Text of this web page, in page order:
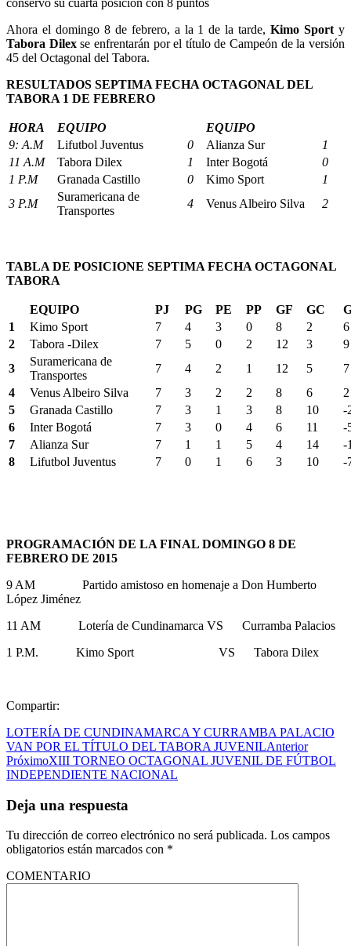
Ahora el domingo 8 de febrero, a la 1 de la tarde,Kimo Sport y
Tabora Dilexse enfrentarán por el título de Campeón de la versión
45 del Octagonal del Tabora.
RESULTADOS SEPTIMA FECHA OCTAGONAL DEL
TABORA 1 DE FEBRERO
HORA EQUIPO
EQUIPO
9: A.M
Lifutbol Juventus 0 Alianza Sur
1
11 A.M
Tabora Dilex 1 Inter Bogotá
0
1 P.M
Granada Castillo 0 Kimo Sport
1
3 P.M
Suramericana de
Transportes
4 Venus Albeiro Silva 2
TABLA DE POSICIONE SEPTIMA FECHA OCTAGONAL
TABORA
EQUIPO PJ PG PE PP GF GC
1
Kimo Sport 7 4 3 0 8 2
6
2
Tabora -Dilex 7 5 0 2 12 3
9
3
Suramericana de
Transportes
7 4 2 1 12 5
7
4
Venus Albeiro Silva 7 3 2 2 8 6
2
5
Granada Castillo 7 3 1 3 8 10
-
6
Inter Bogotá 7 3 0 4 6 11
-
7
Alianza Sur 7 1 1 5 4 14
-
8
Lifutbol Juventus 7 0 1 6 3 10 -
PROGRAMACIÓN DE LA FINAL DOMINGO 8 DE
FEBRERO DE 2015
9 AM Partido amistoso en homenaje a Don Humberto
López Jiménez
11 AM Lotería de Cundinamarca VS Curramba Palacios
1 P.M. Kimo Sport VS Tabora Dilex
Compartir:
LOTERÍA DE CUNDINAMARCA Y CURRAMBA PALACIO
VAN POR EL TÍTULO DEL TABORA JUVENILAnterior
PróximoXIII TORNEO OCTAGONAL JUVENIL DE FÚTBOL
INDEPENDIENTE NACIONAL
Deja una respuesta
Tu dirección de correo electrónico no será publicada. Los campos
obligatorios están marcados con *
COMENTARIO